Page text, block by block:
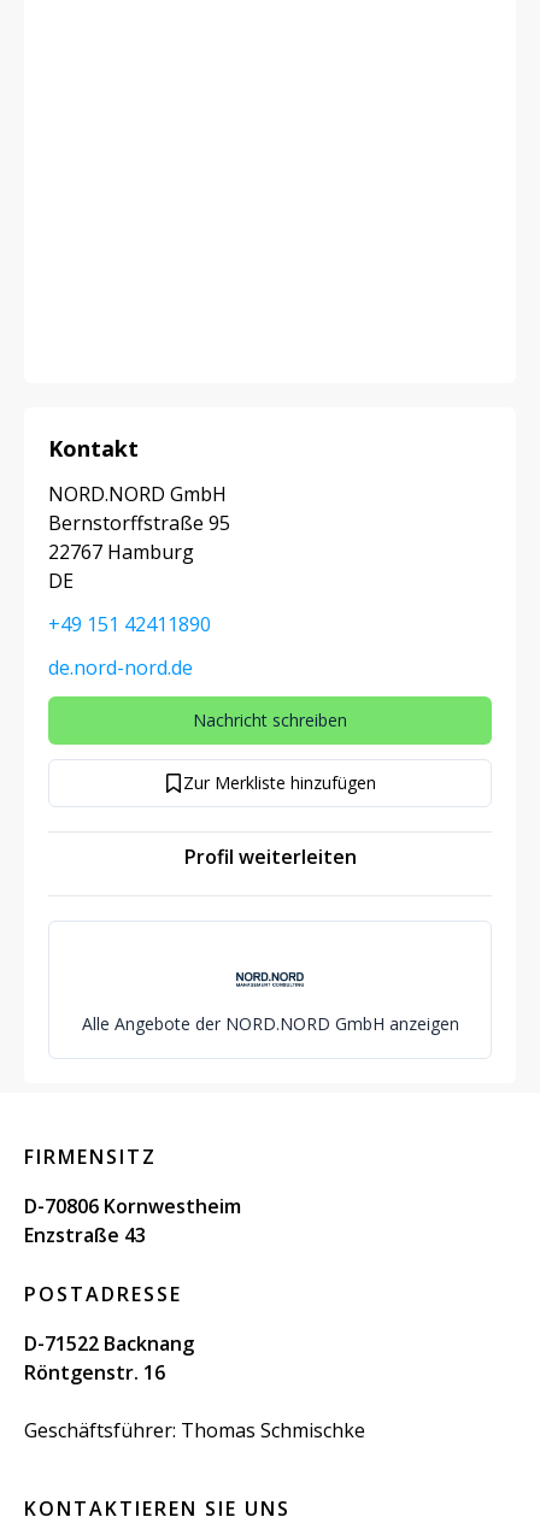
Kontakt
NORD.NORD GmbH
Bernstorffstraße 95
22767 Hamburg
DE
+49 151 42411890
de.nord-nord.de
Nachricht schreiben
Zur Merkliste hinzufügen
Profil weiterleiten
Alle Angebote der NORD.NORD GmbH anzeigen
FIRMENSITZ
D-70806 Kornwestheim
Enzstraße 43
POSTADRESSE
D-71522 Backnang
Röntgenstr. 16
Geschäftsführer: Thomas Schmischke
KONTAKTIEREN SIE UNS